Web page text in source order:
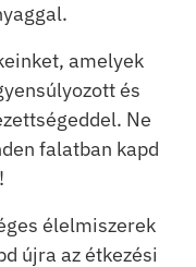
amelyek
és
Ne
falatban kapd
élelmiszerek
újra az étkezési